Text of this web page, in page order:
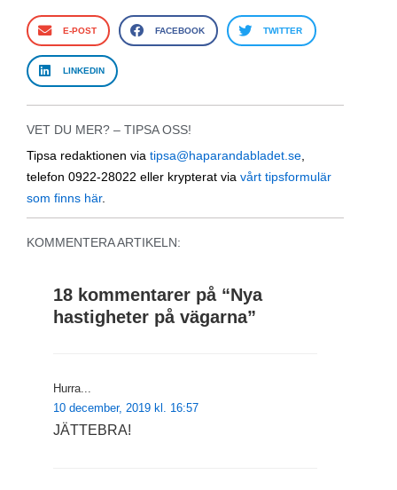
E-POST FACEBOOK TWITTER
LINKEDIN
VET DU MER? – TIPSA OSS!
Tipsa redaktionen via tipsa@haparandabladet.se
telefon 0922-28022 eller krypterat via vårt tipsformulär
som finns här.
KOMMENTERA ARTIKELN:
18 kommentarer på “Nya
hastigheter på vägarna”
Hurra...
10 december, 2019 kl. 16:57
JÄTTEBRA!